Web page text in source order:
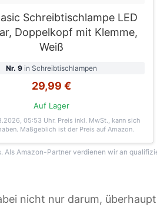
Schreibtischlampe LED
Doppelkopf mit Klemme,
Weiß
Nr. 9 in Schreibtischlampen
29,99 €
Auf Lager
05:53 Uhr. Preis inkl. MwSt., kann sich
Maßgeblich ist der Preis auf Amazon.
Als Amazon-Partner verdienen wir an
nicht nur darum,